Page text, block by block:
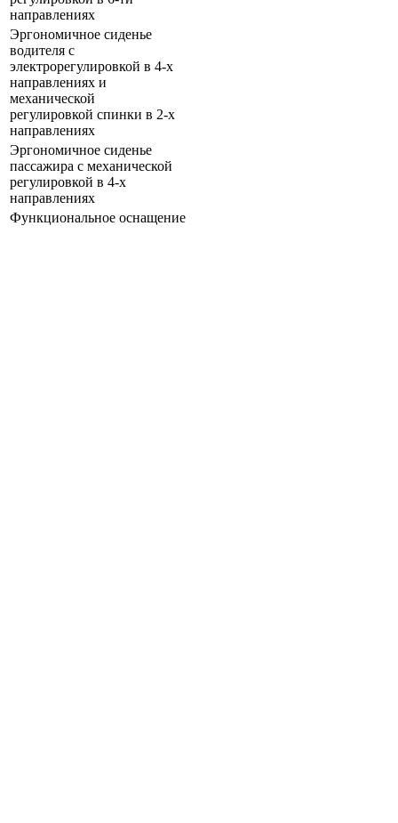
направлениях
Эргономичное сиденье
водителя с
электрорегулировкой в 4-х
направлениях и
механической
регулировкой спинки в 2-х
направлениях
Эргономичное сиденье
пассажира с механической
регулировкой в 4-х
направлениях
Функциональное оснащение